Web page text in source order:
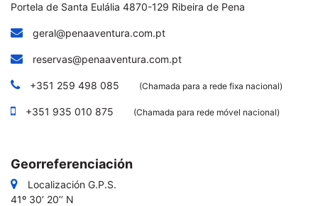
Portela de Santa Eulália 4870-129 Ribeira de Pena
geral@penaaventura.com.pt
reservas@penaaventura.com.pt
+351 259 498 085 (Chamada para a rede fixa nacional)
+351 935 010 875 (Chamada para rede móvel nacional)
Georreferenciación
Localización G.P.S.
41º 30’ 20’’ N